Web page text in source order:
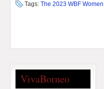
Tags: The 2023 WBF
VivaBorneo